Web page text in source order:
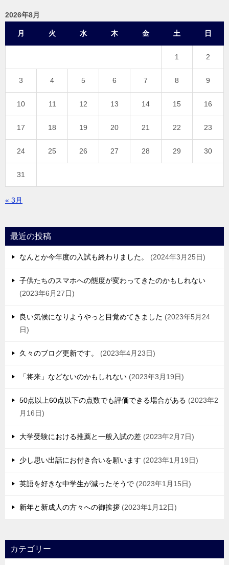
2026年8月
月 火 水 木 金 土 日
1 2
3 4 5 6 7 8 9
10 11 12 13 14 15 16
17 18 19 20 21 22 23
24 25 26 27 28 29 30
31
« 3月
最近の投稿
なんとか今年度の入試も終わりました。 2024年3月25日
子供たちのスマホへの態度が変わってきたのかもしれない
2023年6月27日
良い気候になりようやっと目覚めてきました
2023年5月24
日
久々のブログ更新です。 2023年4月23日
「将来」などないのかもしれない 2023年3月19日
50点以上60点以下の点数でも評価できる場合がある
2023年2
月16日
大学受験における推薦と一般入試の差 2023年2月7日
少し思い出話にお付き合いを願います 2023年1月19日
英語を好きな中学生が減ったそうで 2023年1月15日
新年と新成人の方々への御挨拶 2023年1月12日
カテゴリー